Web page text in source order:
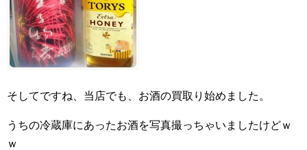
そしてですね、当店でも、お酒の買取り始めました。
うちの冷蔵庫にあったお酒を写真撮っちゃいましたけどｗ
ｗ